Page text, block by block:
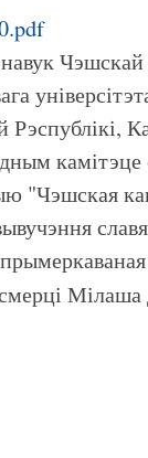
Чэшскай
камітэце
"Чэшская